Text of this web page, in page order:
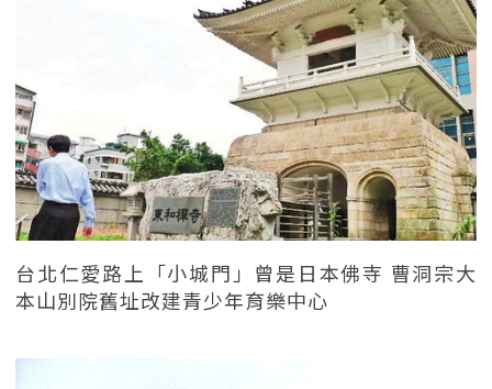
台北仁愛路上「小城門」曾是日本佛寺 曹洞宗大
本山別院舊址改建青少年育樂中心